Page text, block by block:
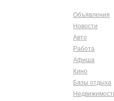
Объявления
Новости
Авто
Работа
Афиша
Кино
Базы отдыха